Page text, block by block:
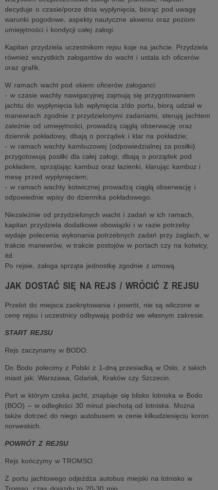
decyduje o czasie/porze dnia wypłynięcia, biorąc pod uwagę
warunki pogodowe, aspekty nautyczne akwenu oraz poziom
umiejętności i kondycji całej załogi.
Kapitan przydziela uczestnikom rejsu koje na jachcie. Przydziela
również wszystkich załogantów do wacht i ustala ich oficerów
oraz grafik.
W ramach wacht pod okiem oficerów załoganci:
- w czasie wachty nawigacyjnej zajmują się przygotowaniem
jachtu do wypłynięcia lub wpłynięcia z/do portu, biorą udział w
manewrach zgodnie z przydzielonymi zadaniami, sterują jachtem
zależnie od umiejętności, prowadzą ciągłą obserwację oraz
dziennik pokładowy, dbają o porządek i klar na pokładzie;
- w ramach wachty kambuzowej (odpowiedzialnej za posiłki)
przygotowują posiłki dla całej załogi, dbają o porządek pod
pokładem, sprzątając kambuz oraz łazienki, klarując kambuz i
mesę przed wypłynięciem;
- w ramach wachty kotwicznej prowadzą ciągłą obserwację i
odpowiednie wpisy do dziennika pokładowego.
Niezależnie od przydzielonych wacht i zadań w ich ramach,
kapitan przydziela dodatkowe obowiązki i w razie potrzeby
wydaje polecenia wykonania potrzebnych zadań przy żaglach, w
trakcie manewrów, w trakcie postojów w portach czy na kotwicy,
itd.
Po rejsie, załoga sprząta jednostkę zgodnie z umową.
JAK DOSTAĆ SIĘ NA REJS / WRÓCIĆ Z REJSU
Przelot do miejsca zaokrętowania i powrót, nie są wliczone w
cenę rejsu i uczestnicy odbywają podróż we własnym zakresie.
START REJSU
Rejs zaczynamy w BODO.
Do Bodo polecimy z Polski z 1-dną przesiadką w Oslo, z takich
miast jak: Warszawa, Gdańsk, Kraków czy Szczecin.
Port w którym czeka jacht, znajduje się blisko lotniska w Bodo
(BOO) – w odległości 30 minut piechotą od lotniska. Można
także dotrzeć do niego autobusem w cenie kilkudziesięciu koron
norweskich.
POWRÓT Z REJSU
Rejs kończymy w TROMSO.
Z portu jachtowego odjeżdża autobus miejski na lotnisko w